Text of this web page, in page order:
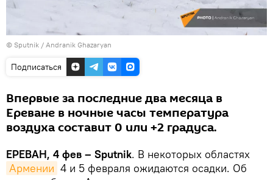
© Sputnik / Andranik Ghazaryan
Подписаться
Впервые за последние два месяца в
Ереване в ночные часы температура
воздуха составит 0 или +2 градуса.
ЕРЕВАН, 4 фев – Sputnik. В некоторых областях
Армении 4 и 5 февраля ожидаются осадки. Об